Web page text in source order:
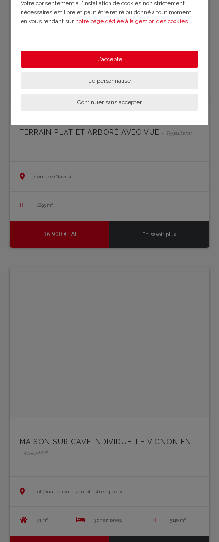
TERRAIN PLAT ET ARBORÉ AVEC VUE - T5912lsmr
Corrèze (Naves)
1895 m²
36 900 € FAI En savoir plus
MAISON SUR CAVE INDIVIDUELLE VIGNON EN...
- 4593ACS
Lot (Quatre routes du lot - strenquels)
71 m² 3 chambre(s) 5146 m²
Votre consentement à l'installation de cookies non strictement
nécessaires est libre et peut être retiré ou donné à tout moment
en vous rendant sur notre page dédiée à la gestion des cookies.
J'accepte
Je personnalise
Continuer sans accepter